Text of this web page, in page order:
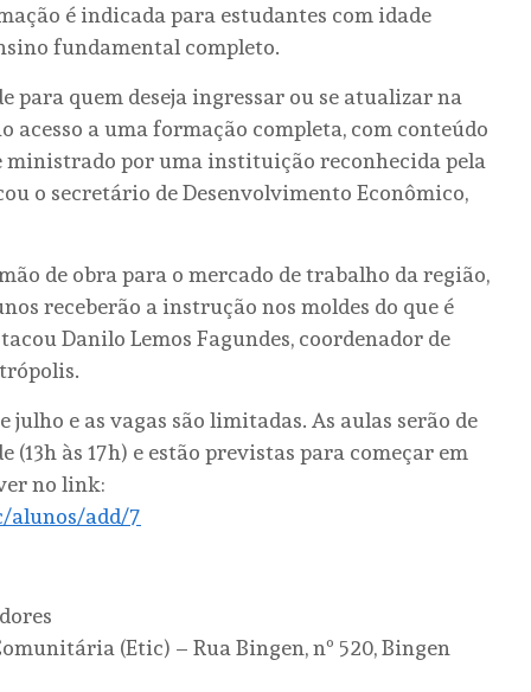
é indicada para estudantes com idade
fundamental completo.
para quem deseja ingressar ou se atualizar na
acesso a uma formação completa, com conteúdo
ministrado por uma instituição reconhecida pela
o secretário de Desenvolvimento Econômico,
de obra para o mercado de trabalho da região,
receberão a instrução nos moldes do que é
Danilo Lemos Fagundes, coordenador de
julho e as vagas são limitadas. As aulas serão de
às 17h) e estão previstas para começar em
no link:
alunos/add/7
(Etic) – Rua Bingen, nº 520, Bingen